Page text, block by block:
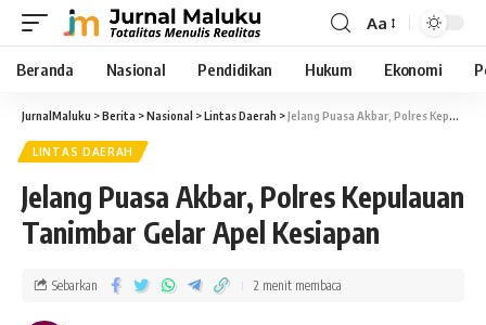
Aa
Beranda Nasional Pendidikan Hukum Ekonomi
JurnalMaluku >Berita >Nasional >Lintas Daerah >Jelang Puasa Akbar, Polres Kepulauan Tanimbar Gelar Apel Kesiapan
LINTAS DAERAH
Jelang Puasa Akbar, Polres Kepulauan
Tanimbar Gelar Apel Kesiapan
Sebarkan 2 menit membaca